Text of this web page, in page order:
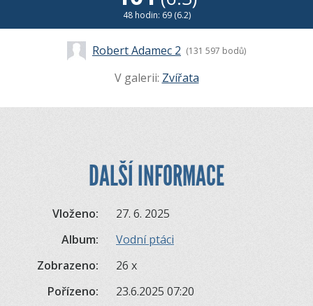
48 hodin: 69 (6.2)
Robert Adamec 2 (131 597 bodů)
V galerii: Zvířata
DALŠÍ INFORMACE
Vloženo:
27. 6. 2025
Album:
Vodní ptáci
Zobrazeno:
26 x
Pořízeno:
23.6.2025 07:20